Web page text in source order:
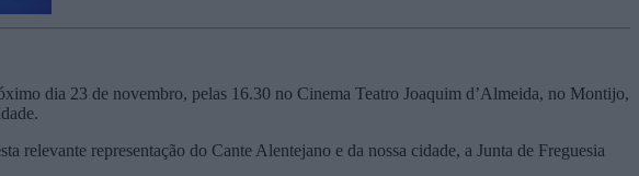
dia 23 de novembro, pelas 16.30 no Cinema Teatro Joaquim d’Almeida, no Montijo,
relevante representação do Cante Alentejano e da nossa cidade, a Junta de Freguesia